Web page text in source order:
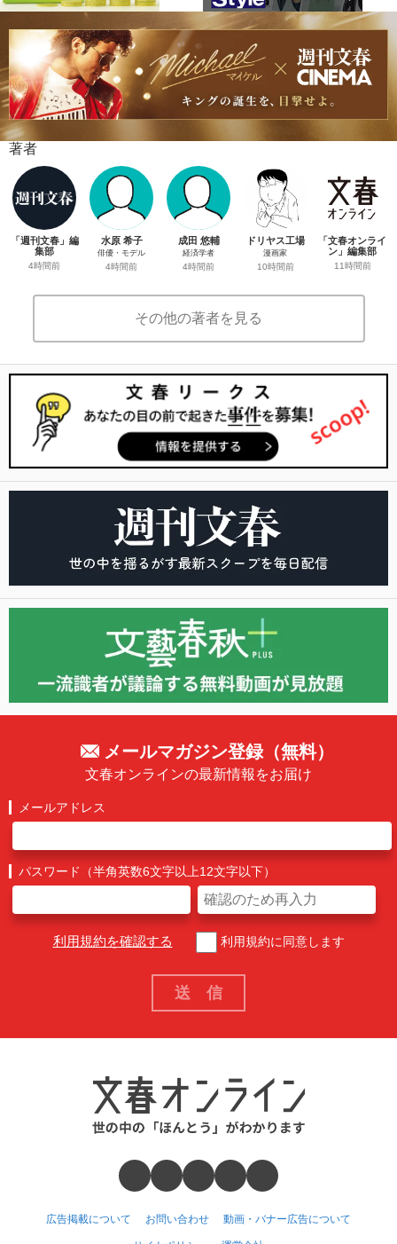
著者
「週刊文春」編
集部
4時間前
水原 希子
俳優・モデル
4時間前
成田 悠輔
経済学者
4時間前
ドリヤス工場
漫画家
10時間前
「文春オンライ
ン」編集部
11時間前
その他の著者を見る
メールマガジン登録（無料）
文春オンラインの最新情報をお届け
メールアドレス
パスワード（半角英数6文字以上12文字以下）
利用規約を確認する 利用規約に同意します
広告掲載について お問い合わせ 動画・バナー広告について